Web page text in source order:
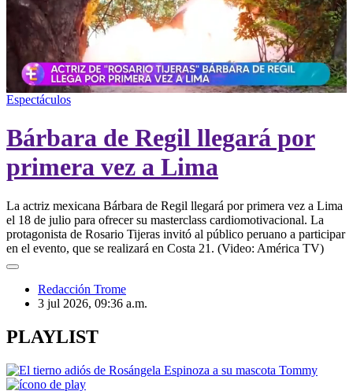
Espectáculos
Bárbara de Regil llegará por
primera vez a Lima
La actriz mexicana Bárbara de Regil llegará por primera vez a Lima
el 18 de julio para ofrecer su masterclass cardiomotivacional. La
protagonista de Rosario Tijeras invitó al público peruano a participar
en el evento, que se realizará en Costa 21. (Video: América TV)
Redacción Trome
3 jul 2026, 09:36 a.m.
PLAYLIST